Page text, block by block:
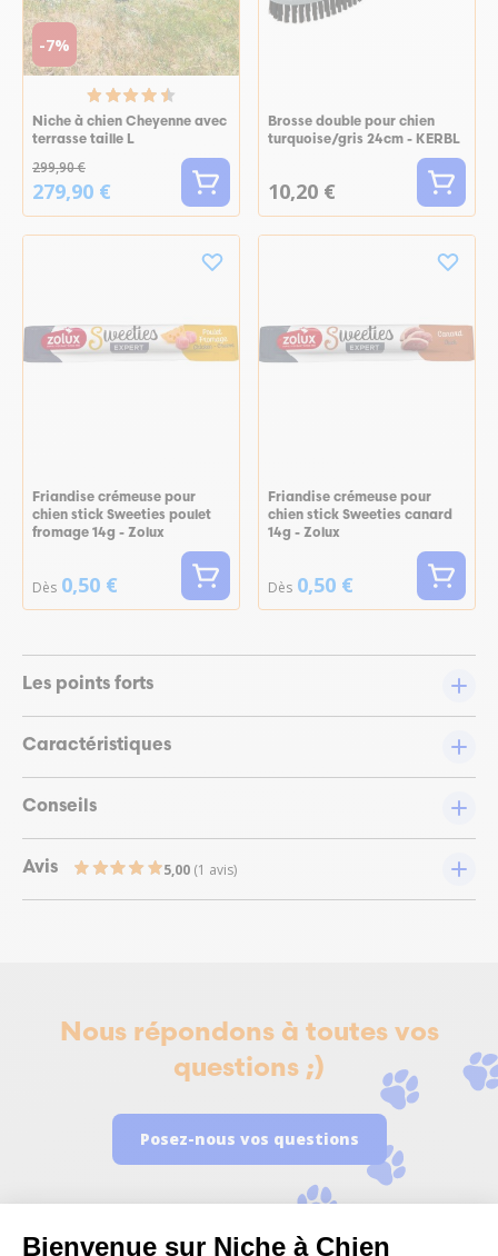
Bienvenue sur Niche à Chien
-7%
Niche à chien Cheyenne avec
terrasse taille L
299,90 €
279,90 €
Brosse double pour chien
turquoise/gris 24cm - KERBL
10,20 €
Friandise crémeuse pour
chien stick Sweeties poulet
fromage 14g - Zolux
Dès 0,50 €
Friandise crémeuse pour
chien stick Sweeties canard
14g - Zolux
Dès 0,50 €
Les points forts
Caractéristiques
Conseils
Avis 5,00 (1 avis)
Nous répondons à toutes vos
questions ;)
Posez-nous vos questions